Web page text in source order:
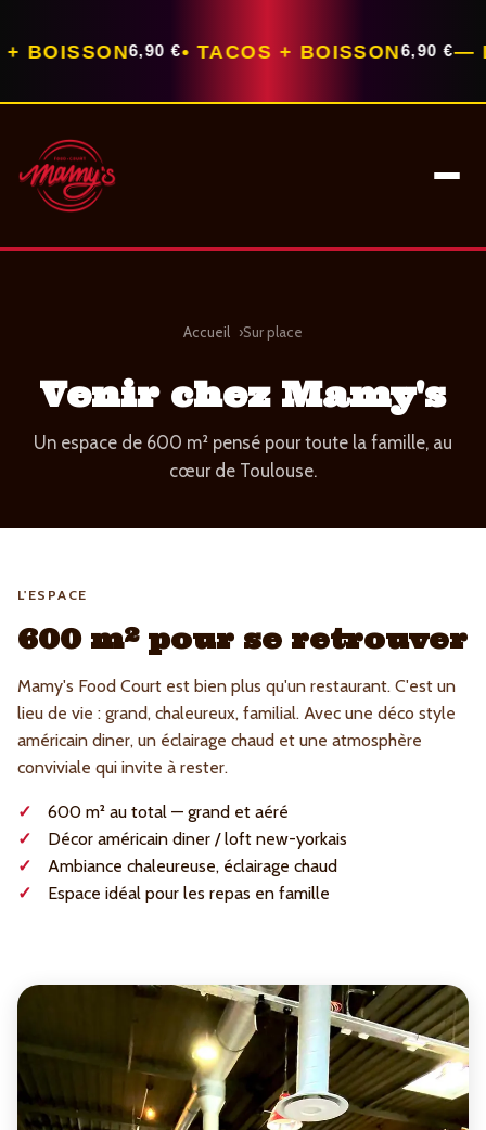
6,90 €• TACOS + BOISSON6,90 €—
Accueil Sur place
Venir chez Mamy's
Un espace de 600 m² pensé pour toute la famille, au
cœur de Toulouse.
L'ESPACE
600 m² pour se retrouver
Mamy's Food Court est bien plus qu'un restaurant. C'est un
lieu de vie : grand, chaleureux, familial. Avec une déco style
américain diner, un éclairage chaud et une atmosphère
conviviale qui invite à rester.
600 m² au total — grand et aéré
Décor américain diner / loft new-yorkais
Ambiance chaleureuse, éclairage chaud
Espace idéal pour les repas en famille